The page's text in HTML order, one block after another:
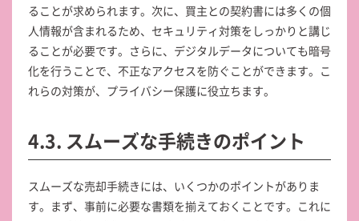
ることが求められます。次に、買主との契約書には多くの個
人情報が含まれるため、セキュリティ対策をしっかりと講じ
ることが必要です。さらに、デジタルデータについても暗号
化を行うことで、不正なアクセスを防ぐことができます。こ
れらの対策が、プライバシー保護に役立ちます。
4.3. スムーズな手続きのポイント
スムーズな売却手続きには、いくつかのポイントがありま
す。まず、事前に必要な書類を揃えておくことです。これに